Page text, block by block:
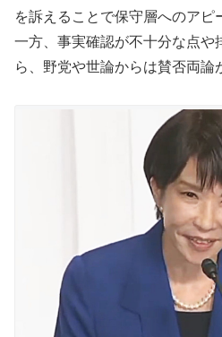
を訴えることで保守層へのアピ
一方、事実確認が不十分な点や
ら、野党や世論からは賛否両論